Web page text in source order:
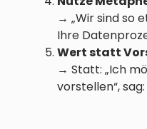
→ „Wir sind so
Ihre
Wert statt
→ Statt: „Ich
vorstellen“, sag: